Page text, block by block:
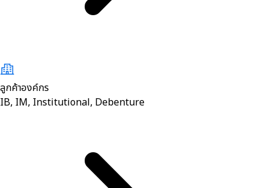
ลูกค้าองค์กร
IB, IM, Institutional, Debenture